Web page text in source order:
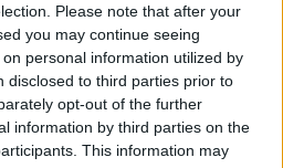
Please note that after your
you may continue seeing
personal information utilized by
disclosed to third parties prior to
opt-out of the further
information by third parties on the
This information may
Burnley - Liverpool (ÉLŐ)
Newcastle - Watford (felv.)
Crystal Palace - Aston Villa